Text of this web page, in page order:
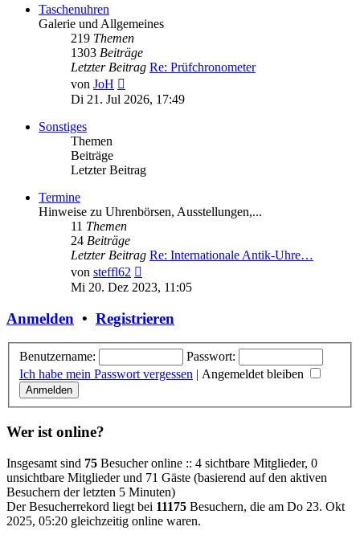
Taschenuhren
Galerie und Allgemeines
219 Themen
1303 Beiträge
Letzter Beitrag Re: Prüfchronometer
von JoH
Beitrag
Di 21. Jul 2026, 17:49
Sonstiges
Themen
Beiträge
Letzter Beitrag
Termine
Hinweise zu Uhrenbörsen, Ausstellungen,...
11 Themen
24 Beiträge
Letzter Beitrag Re: Internationale Antik-Uhre…
von steffl62
Beitrag
Mi 20. Dez 2023, 11:05
Anmelden • Registrieren
Benutzername:
Passwort:
Ich habe mein Passwort vergessen | Angemeldet bleiben
Wer ist online?
Insgesamt sind 75 Besucher online :: 4 sichtbare Mitglieder, 0
unsichtbare Mitglieder und 71 Gäste (basierend auf den aktiven
Besuchern der letzten 5 Minuten)
Der Besucherrekord liegt bei 11175 Besuchern, die am Do 23. Okt
2025, 05:20 gleichzeitig online waren.